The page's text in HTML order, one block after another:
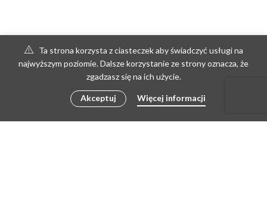
Ta strona korzysta z ciasteczek aby świadczyć usługi na
najwyższym poziomie. Dalsze korzystanie ze strony oznacza, że
zgadzasz się na ich użycie.
Akceptuj Więcej informacji